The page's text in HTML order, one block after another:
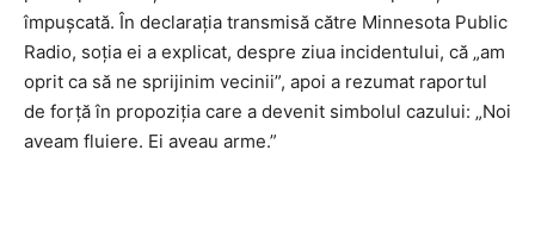
împușcată. În declarația transmisă către Minnesota Public
Radio, soția ei a explicat, despre ziua incidentului, că „am
oprit ca să ne sprijinim vecinii”, apoi a rezumat raportul
de forță în propoziția care a devenit simbolul cazului: „Noi
aveam fluiere. Ei aveau arme.”